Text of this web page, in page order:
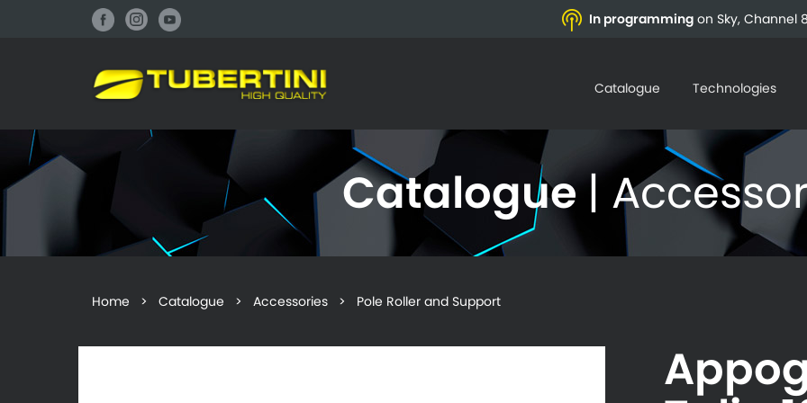
In programming on Sky, Channel
Catalogue Technologies
Catalogue|
Home > Catalogue > Accessories > Pole Roller and Support